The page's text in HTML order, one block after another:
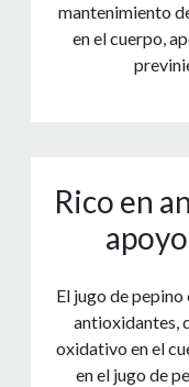
mantenimiento
en el cuerpo,
Rico en
El jugo de
antioxidantes,
oxidativo en el
en el jugo de